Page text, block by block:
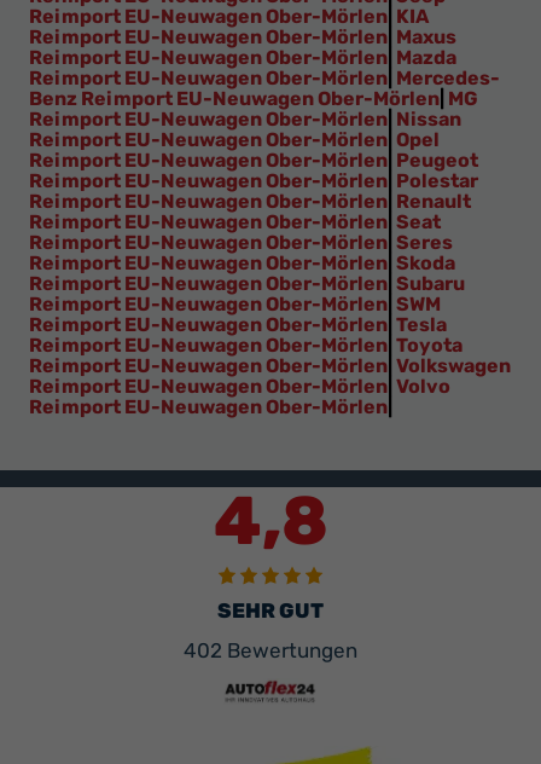
Reimport EU-Neuwagen Ober-Mörlen KIA
Reimport EU-Neuwagen Ober-Mörlen Maxus
Reimport EU-Neuwagen Ober-Mörlen Mazda
Reimport EU-Neuwagen Ober-Mörlen Mercedes-
Benz Reimport EU-Neuwagen Ober-Mörlen MG
Reimport EU-Neuwagen Ober-Mörlen Nissan
Reimport EU-Neuwagen Ober-Mörlen Opel
Reimport EU-Neuwagen Ober-Mörlen Peugeot
Reimport EU-Neuwagen Ober-Mörlen Polestar
Reimport EU-Neuwagen Ober-Mörlen Renault
Reimport EU-Neuwagen Ober-Mörlen Seat
Reimport EU-Neuwagen Ober-Mörlen Seres
Reimport EU-Neuwagen Ober-Mörlen Skoda
Reimport EU-Neuwagen Ober-Mörlen Subaru
Reimport EU-Neuwagen Ober-Mörlen SWM
Reimport EU-Neuwagen Ober-Mörlen Tesla
Reimport EU-Neuwagen Ober-Mörlen Toyota
Reimport EU-Neuwagen Ober-Mörlen Volkswagen
Reimport EU-Neuwagen Ober-Mörlen Volvo
Reimport EU-Neuwagen Ober-Mörlen
4,8
SEHR GUT
402 Bewertungen